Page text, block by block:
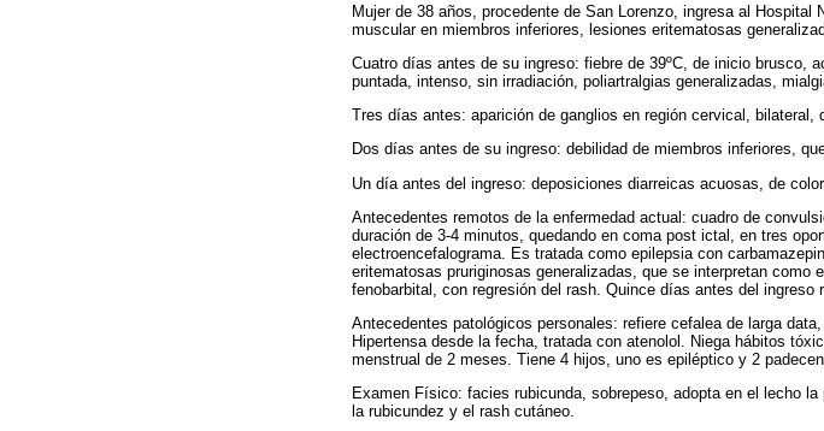
Mujer de 38 años, procedente de San Lorenzo, ingresa al
muscular en miembros inferiores, lesiones eritematosas
Cuatro días antes de su ingreso: fiebre de 39ºC, de inicio brusco,
puntada, intenso, sin irradiación, poliartralgias generalizadas,
Tres días antes: aparición de ganglios en región cervical,
Dos días antes de su ingreso: debilidad de miembros inferiores,
Un día antes del ingreso: deposiciones diarreicas acuosas, de
Antecedentes remotos de la enfermedad actual: cuadro de
duración de 3-4 minutos, quedando en coma post ictal, en tres
electroencefalograma. Es tratada como epilepsia con
eritematosas pruriginosas generalizadas, que se interpretan
fenobarbital, con regresión del rash. Quince días antes del ingreso
Antecedentes patológicos personales: refiere cefalea de larga
Hipertensa desde la fecha, tratada con atenolol. Niega hábitos
menstrual de 2 meses. Tiene 4 hijos, uno es epiléptico y 2
Examen Físico: facies rubicunda, sobrepeso, adopta en el lecho
la rubicundez y el rash cutáneo.